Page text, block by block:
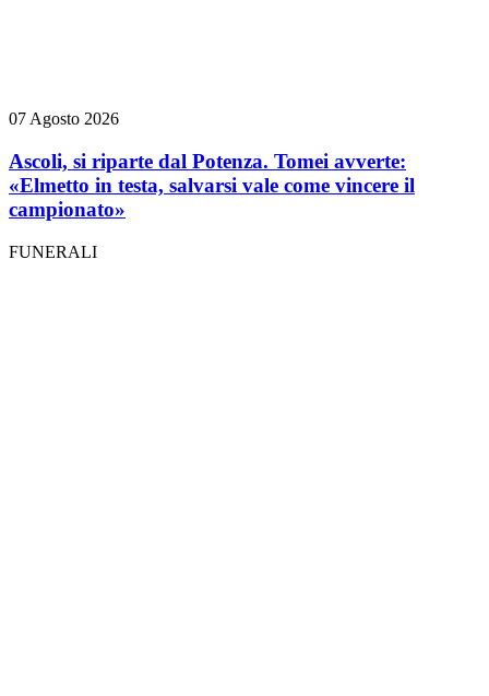
07 Agosto 2026
Ascoli, si riparte dal Potenza. Tomei avverte:
«Elmetto in testa, salvarsi vale come vincere il
campionato»
FUNERALI